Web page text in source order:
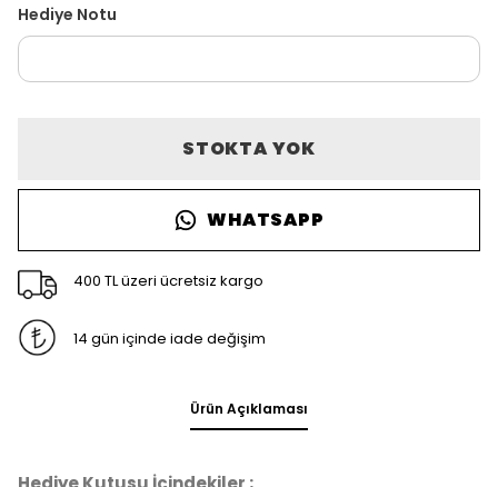
Hediye Notu
STOKTA YOK
WHATSAPP
400 TL üzeri ücretsiz kargo
14 gün içinde iade değişim
Ürün Açıklaması